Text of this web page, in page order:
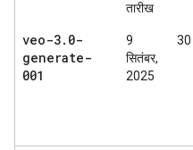
तारीख
veo-3. 0-
generate-
001
9
सितंबर,
2025